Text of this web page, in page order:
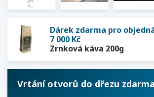
Dárek zdarma pro
7 000 Kč
Zrnková káva 200g
Vrtání otvorů do dřezu zdarma